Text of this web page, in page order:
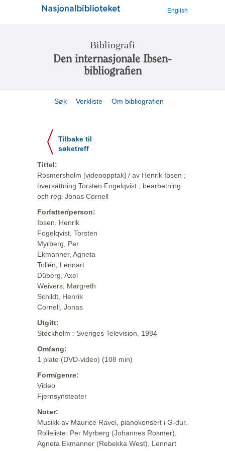
English
Bibliografi
Den internasjonale Ibsen-
bibliografien
Søk Verkliste Om bibliografien
Tilbake til
søketreff
Tittel:
Rosmersholm [videoopptak] / av Henrik Ibsen ;
översättning Torsten Fogelqvist ; bearbetning
och regi Jonas Cornell
Forfatter/person:
Ibsen, Henrik
Fogelqvist, Torsten
Myrberg, Per
Ekmanner, Agneta
Tollén, Lennart
Düberg, Axel
Weivers, Margreth
Schildt, Henrik
Cornell, Jonas
Utgitt:
Stockholm : Sveriges Television, 1984
Omfang:
1 plate (DVD-video) (108 min)
Form/genre:
Video
Fjernsynsteater
Noter:
Musikk av Maurice Ravel, pianokonsert i G-dur.
Rolleliste: Per Myrberg (Johannes Rosmer),
Agneta Ekmanner (Rebekka West), Lennart